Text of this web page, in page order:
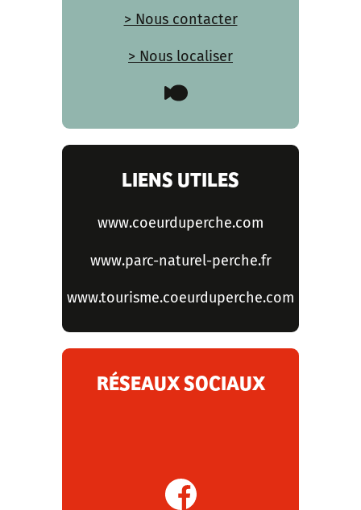
> Nous contacter
> Nous localiser
LIENS UTILES
www.coeurduperche.com
www.parc-naturel-perche.fr
www.tourisme.coeurduperche.com
RÉSEAUX SOCIAUX